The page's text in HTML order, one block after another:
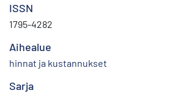
ISSN
1795-4282
Aihealue
hinnat ja kustannukset
Sarja